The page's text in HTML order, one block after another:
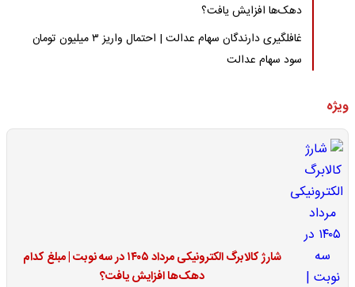
دهک‌ها افزایش یافت؟
غافلگیری دارندگان سهام عدالت | احتمال واریز ۳ میلیون تومان
سود سهام عدالت
ویژه
شارژ کالابرگ الکترونیکی مرداد ۱۴۰۵ در سه نوبت | مبلغ کدام
دهک‌ها افزایش یافت؟